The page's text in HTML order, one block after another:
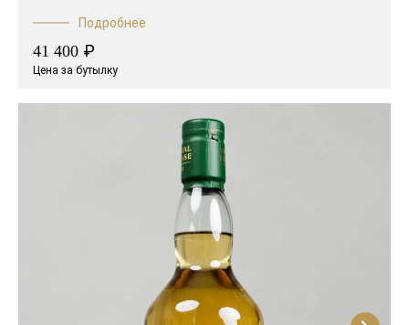
Подробнее
41 400 ₽
Цена за бутылку